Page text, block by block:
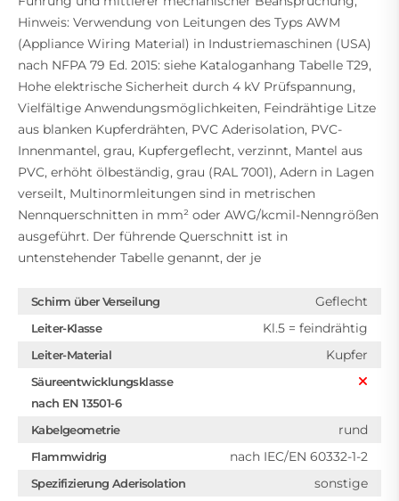
Hinweis: Verwendung von Leitungen des Typs AWM
(Appliance Wiring Material) in Industriemaschinen (USA)
nach NFPA 79 Ed. 2015: siehe Kataloganhang Tabelle T29,
Hohe elektrische Sicherheit durch 4 kV Prüfspannung,
Vielfältige Anwendungsmöglichkeiten, Feindrähtige Litze
aus blanken Kupferdrähten, PVC Aderisolation, PVC-
Innenmantel, grau, Kupfergeflecht, verzinnt, Mantel aus
PVC, erhöht ölbeständig, grau (RAL 7001), Adern in Lagen
verseilt, Multinormleitungen sind in metrischen
Nennquerschnitten in mm² oder AWG/kcmil-Nenngrößen
ausgeführt. Der führende Querschnitt ist in
untenstehender Tabelle genannt, der je
Schirm über Verseilung Geflecht
Leiter-Klasse Kl.5 = feindrähtig
Leiter-Material Kupfer
Säureentwicklungsklasse
nach EN 13501-6
Kabelgeometrie
rund
Flammwidrig nach IEC/EN 60332-1-2
Spezifizierung Aderisolation sonstige